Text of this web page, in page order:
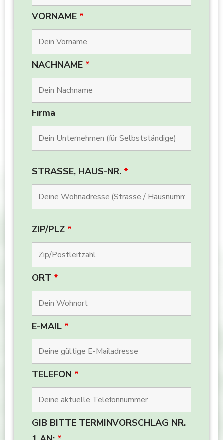
VORNAME *
NACHNAME *
Firma
STRASSE, HAUS-NR. *
ZIP/PLZ *
ORT *
E-MAIL *
TELEFON *
GIB BITTE TERMINVORSCHLAG NR.